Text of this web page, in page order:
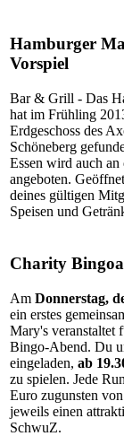
Hamburger
Vorspiel
Bar & Grill - Das
hat im Frühling
Erdgeschoss des
Schöneberg
Essen wird auch
angeboten.
deines gültigen
Speisen und
Charity
Am Donnerstag,
ein erstes
Mary's veranstaltet
Bingo-Abend. Du
eingeladen, ab
zu spielen. Jede
Euro zugunsten
jeweils einen
SchwuZ.